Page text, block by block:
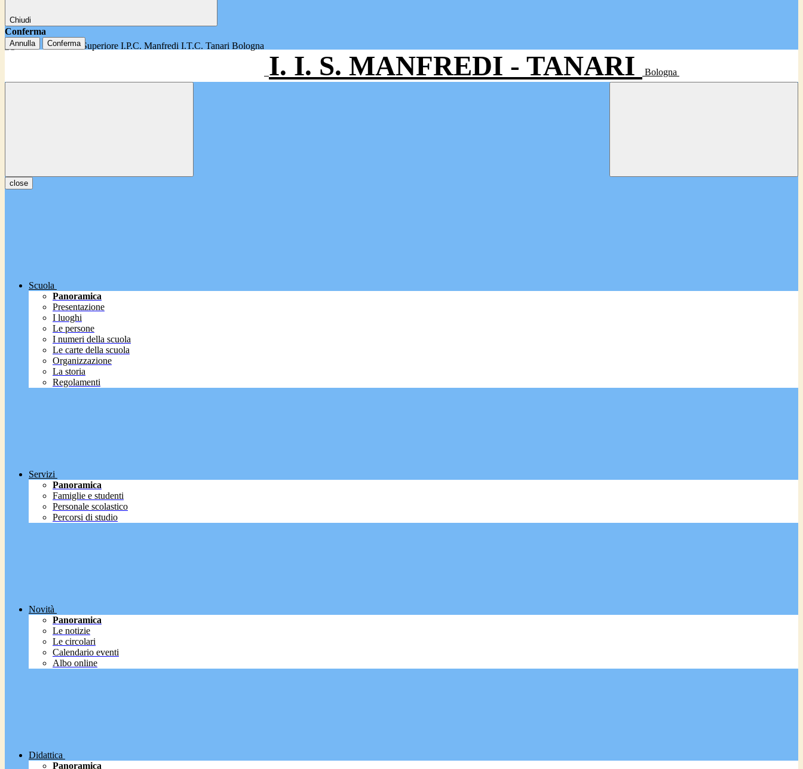
Chiudi
Conferma
Annulla Conferma
I. I. S. MANFREDI - TANARI Bologna
close
Scuola
Panoramica
Presentazione
I luoghi
Le persone
I numeri della scuola
Le carte della scuola
Organizzazione
La storia
Regolamenti
Servizi
Panoramica
Famiglie e studenti
Personale scolastico
Percorsi di studio
Novità
Panoramica
Le notizie
Le circolari
Calendario eventi
Albo online
Didattica
Panoramica